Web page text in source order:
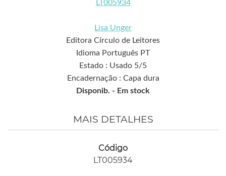
LT005934
Lisa Unger
Editora Círculo de Leitores
Idioma Português PT
Estado : Usado 5/5
Encadernação : Capa dura
Disponib. - Em stock
MAIS DETALHES
Código
LT005934